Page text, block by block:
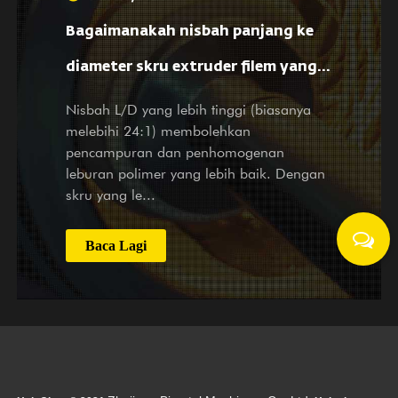
Bagaimanakah nisbah panjang ke
diameter skru extruder filem yang
ditiup mempengaruhi pemprosesan
bahan dan sifat filem?
Nisbah L/D yang lebih tinggi (biasanya
melebihi 24:1) membolehkan
pencampuran dan penhomogenan
leburan polimer yang lebih baik. Dengan
skru yang le...
Baca Lagi